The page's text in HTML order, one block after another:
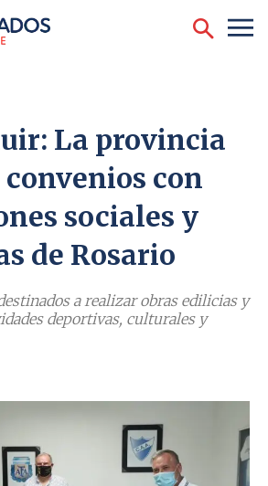
La provincia
con
sociales y
de Rosario
a realizar obras edilicias y
deportivas, culturales y